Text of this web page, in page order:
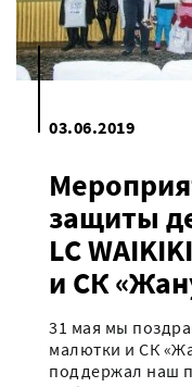
03.06.2019
защиты
LC
и СК
31 мая мы
малютки и СК
поддержал наш